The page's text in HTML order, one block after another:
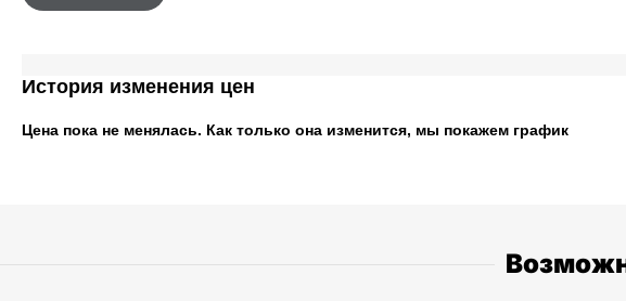
История изменения цен
Цена пока не менялась. Как только она изменится, мы покажем график